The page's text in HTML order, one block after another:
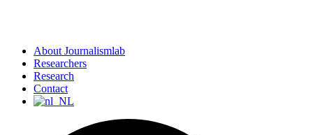
About Journalismlab
Researchers
Research
Contact